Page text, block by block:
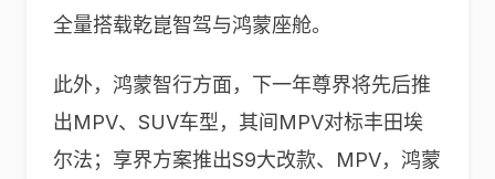
全量搭载乾崑智驾与鸿蒙座舱。
此外，鸿蒙智行方面，下一年尊界将先后推
出MPV、SUV车型，其间MPV对标丰田埃
尔法；享界方案推出S9大改款、MPV，鸿蒙